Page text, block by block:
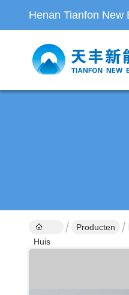
Henan Tianfon New
Huis
Producten